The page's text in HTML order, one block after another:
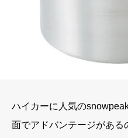
ハイカーに人気の
面でアドバンテージがあ